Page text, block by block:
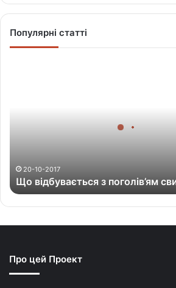
Популярні статті
т
ь
п
о
20-10-2017
Що відбувається з поголів’ям
Про цей Проект